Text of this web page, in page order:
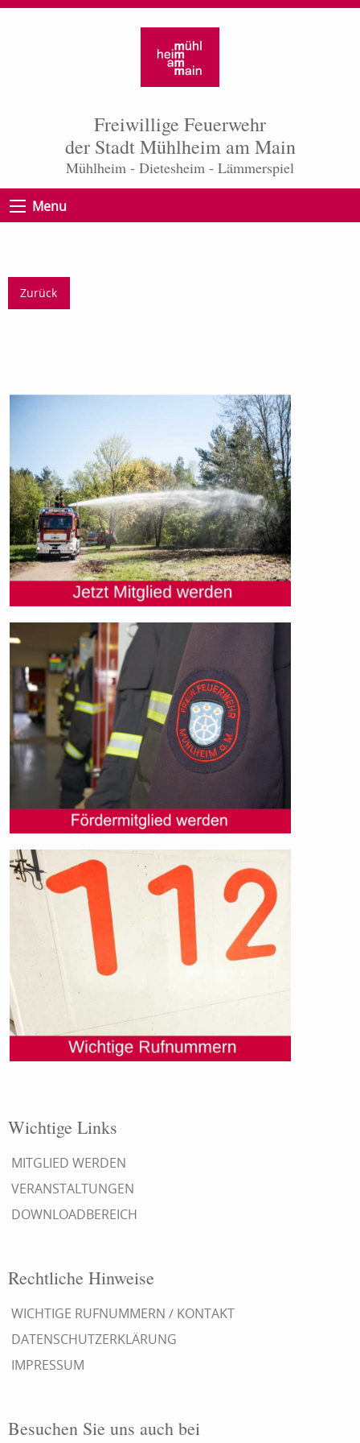
Freiwillige Feuerwehr
der Stadt Mühlheim am Main
Mühlheim - Dietesheim - Lämmerspiel
Menu
Zurück
Wichtige Links
MITGLIED WERDEN
VERANSTALTUNGEN
DOWNLOADBEREICH
Rechtliche Hinweise
WICHTIGE RUFNUMMERN / KONTAKT
DATENSCHUTZERKLÄRUNG
IMPRESSUM
Besuchen Sie uns auch bei